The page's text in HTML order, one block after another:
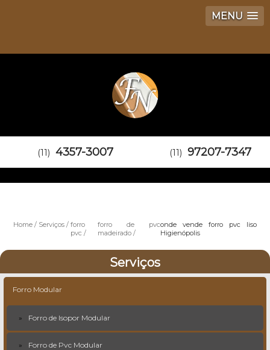
MENU
(11) 4357-3007 (11) 97207-7347
Home Serviços
forro
pvc
forro de pvc
madeirado
onde vende forro pvc liso
Higienópolis
Serviços
Forro Modular
Forro de Isopor Modular
Forro de Pvc Modular